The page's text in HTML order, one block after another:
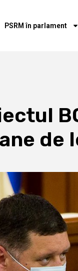
PSRM în parlament